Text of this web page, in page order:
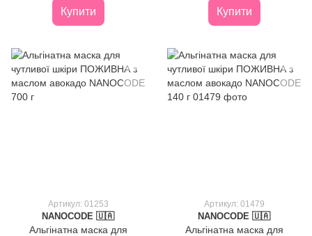
Купити Купити
Артикул: 01253
NANOCODE 🇺🇦
Альгінатна маска для
Артикул: 01479
NANOCODE 🇺🇦
Альгінатна маска для